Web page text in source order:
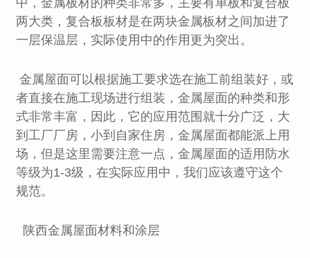
中，金属板材的种类非常多，主要有单板和复合板
两大类，复合板板材是在两块金属板材之间加进了
一层保温层，实际使用中的作用更为突出。
金属屋面可以根据施工要求选在施工前组装好，或
者直接在施工现场进行组装，金属屋面的种类和形
式非常丰富，因此，它的应用范围就十分广泛，大
到工厂厂房，小到自家住房，金属屋面都能派上用
场，但是这里需要注意一点，金属屋面的适用防水
等级为1-3级，在实际应用中，我们应该遵守这个
规范。
陕西金属屋面材料和涂层